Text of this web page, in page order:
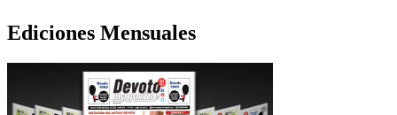
Ediciones Mensuales